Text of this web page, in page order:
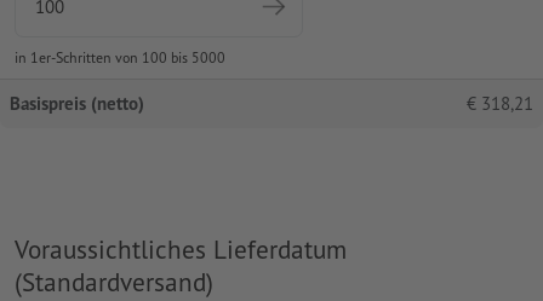
in 1er-Schritten von 100 bis 5000
Basispreis (netto) € 318,21
Voraussichtliches Lieferdatum
(Standardversand)